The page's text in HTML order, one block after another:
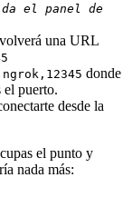
el panel de
una URL
donde
el puerto.
desde la
el punto y
nada más: